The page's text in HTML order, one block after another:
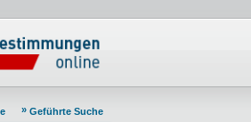
Barrierefreiheit
Geführte Suche